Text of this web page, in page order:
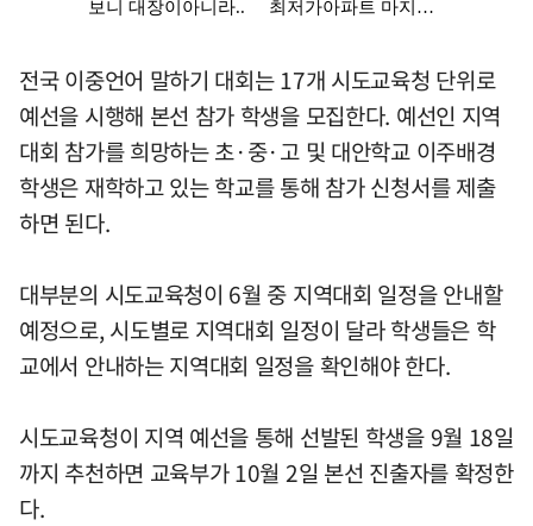
전국 이중언어 말하기 대회는 17개 시도교육청 단위로
예선을 시행해 본선 참가 학생을 모집한다. 예선인 지역
대회 참가를 희망하는 초·중·고 및 대안학교 이주배경
학생은 재학하고 있는 학교를 통해 참가 신청서를 제출
하면 된다.
대부분의 시도교육청이 6월 중 지역대회 일정을 안내할
예정으로, 시도별로 지역대회 일정이 달라 학생들은 학
교에서 안내하는 지역대회 일정을 확인해야 한다.
시도교육청이 지역 예선을 통해 선발된 학생을 9월 18일
까지 추천하면 교육부가 10월 2일 본선 진출자를 확정한
다.